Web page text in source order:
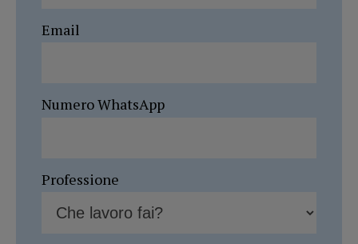
Email
Numero WhatsApp
Professione